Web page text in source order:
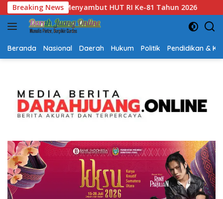
Langsung
ke
konten
Breaking News
Gubernur Kalsel H. Muhidin Apresiasi Polda Kalsel
Beranda Nasional Daerah Hukum Politik Pendidikan &